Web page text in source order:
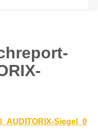
Siegel_0